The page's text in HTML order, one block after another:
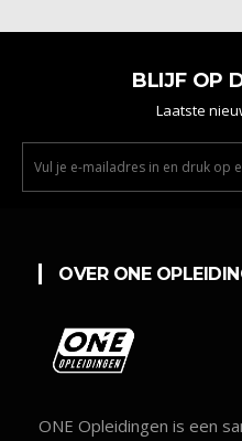
BLIJF OP
Laatste
OVER ONE
ONE Opleidingen is een